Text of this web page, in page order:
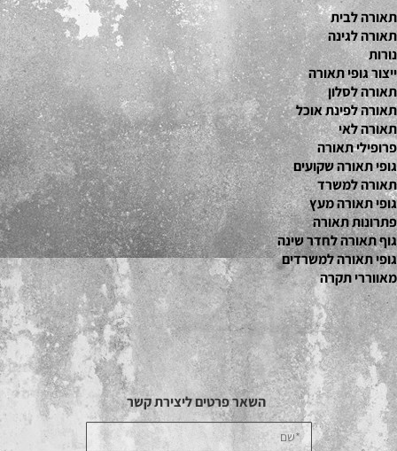
תאורה לבית
תאורה לגינה
נורות
ייצור גופי תאורה
תאורה לסלון
תאורה לפינת אוכל
תאורה לאי
פרופילי תאורה
גופי תאורה שקועים
תאורה למשרד
גופי תאורה מעץ
פתרונות תאורה
גוף תאורה לחדר שינה
גופי תאורה למשרדים
מאווררי תקרה
השאר פרטים ליצירת קשר